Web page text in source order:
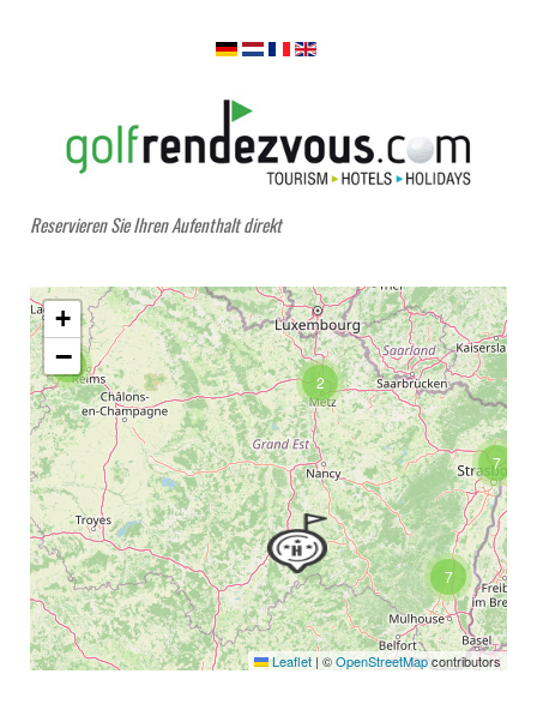
Reservieren Sie Ihren Aufenthalt direkt
2
5
7
7
+
−
Leaflet | ©OpenStreetMapcontributors